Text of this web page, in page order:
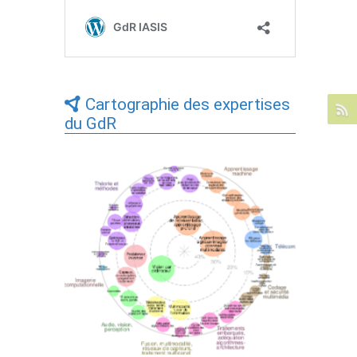
Cartographie des expertises
du GdR
Expertises du GdR - cartographie par Axes
- 19/09/2025